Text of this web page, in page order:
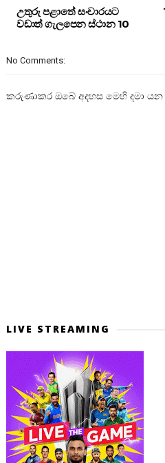
උතුරු පළාතේ සංචාරයට
වඩාත් ගැලපෙන ස්ථාන 10
No Comments:
කරුණාකර ඔබේ අදහස මෙහි දමා යන
LIVE STREAMING